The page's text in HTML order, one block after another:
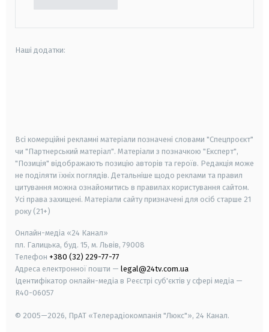
Наші додатки:
Всі комерційні рекламні матеріали позначені словами "Спецпроєкт"
чи "Партнерський матеріал". Матеріали з позначкою "Експерт",
"Позиція" відображають позицію авторів та героїв. Редакція може
не поділяти їхніх поглядів. Детальніше щодо реклами та правил
цитування можна ознайомитись в правилах користування сайтом.
Усі права захищені. Матеріали сайту призначені для осіб старше 21
року (21+)
Онлайн-медіа «24 Канал»
пл. Галицька, буд. 15, м. Львів, 79008
Телефон +380 (32) 229-77-77
Адреса електронної пошти — legal@24tv.com.ua
Ідентифікатор онлайн-медіа в Реєстрі суб'єктів у сфері медіа —
R40-06057
© 2005—2026, ПрАТ «Телерадіокомпанія "Люкс"», 24 Канал.